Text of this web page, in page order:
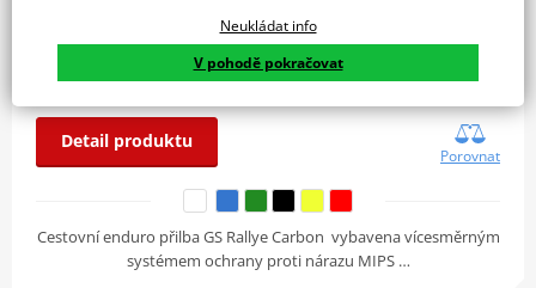
19 620 Kč
u vás 12. 08.
Detail produktu
Porovnat
Cestovní enduro přilba GS Rallye Carbon vybavena vícesměrným
systémem ochrany proti nárazu MIPS …
Neukládat info
V pohodě pokračovat